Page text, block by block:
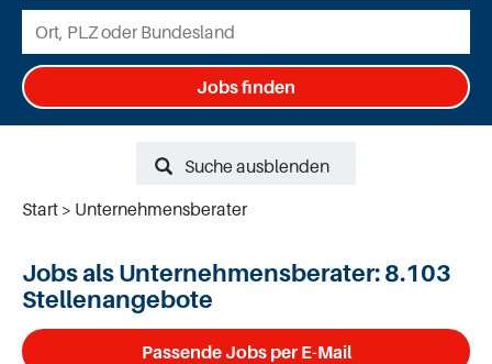
Jobs finden
Suche ausblenden
Start
Unternehmensberater
Jobs als Unternehmensberater:8.103
Stellenangebote
Passende Jobs per E-Mail